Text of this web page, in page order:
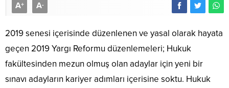
A+ A-
2019 senesi içerisinde düzenlenen ve yasal olarak hayata
geçen 2019 Yargı Reformu düzenlemeleri; Hukuk
fakültesinden mezun olmuş olan adaylar için yeni bir
sınavı adayların kariyer adımları içerisine soktu. Hukuk